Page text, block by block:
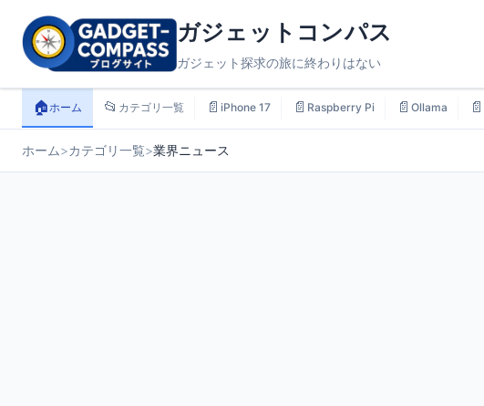
ガジェットコンパス
ガジェット探求の旅に終わりはない
🏠ホーム 📂 カテゴリ一覧 📄 iPhone 17 📄 Raspberry Pi 📄 Ollama 📄
ホーム>カテゴリ一覧>業界ニュース